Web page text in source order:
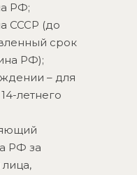
РФ;
СССР (до
срок
РФ);
– для
летнего
РФ за